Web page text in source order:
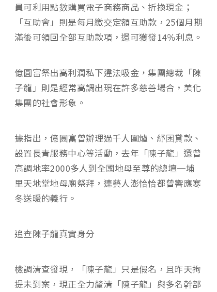
員可利用點數購買電子商務商品、折換現金；
「互助會」則是每月繳交定額互助款，25個月期
滿後可領回全部互助款項，還可獲發14％利息。
億圓富祭出高利潤私下違法吸金，集團總裁「陳
子龍」則是經常高調出現在許多慈善場合，美化
集團的社會形象。
據指出，億圓富曾辦理過千人圍爐、紓困貸款、
設置長青服務中心等活動，去年「陳子龍」還曾
高調地率2000多人到全國地母至尊的總壇─埔
里天地堂地母廟祭拜，連藝人澎恰恰都曾響應寒
冬送暖的義行。
追查陳子龍真實身分
檢調清查發現，「陳子龍」只是假名，且昨天拘
提未到案，現正全力釐清「陳子龍」與多名幹部